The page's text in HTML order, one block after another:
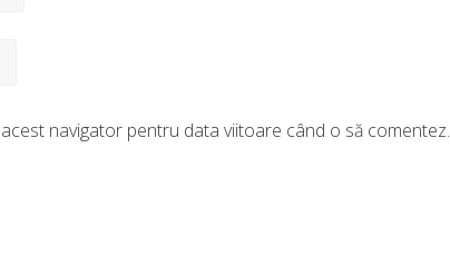
navigator pentru data viitoare când o să comentez.